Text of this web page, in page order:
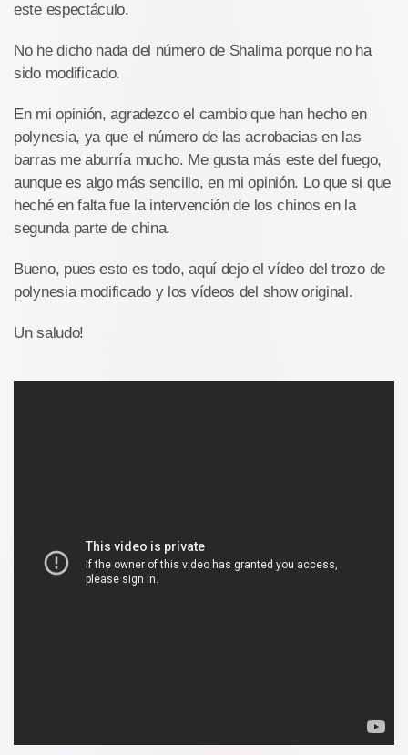
este espectáculo.
No he dicho nada del número de Shalima porque no ha
sido modificado.
En mi opinión, agradezco el cambio que han hecho en
polynesia, ya que el número de las acrobacias en las
barras me aburría mucho. Me gusta más este del fuego,
aunque es algo más sencillo, en mi opinión. Lo que si que
heché en falta fue la intervención de los chinos en la
segunda parte de china.
Bueno, pues esto es todo, aquí dejo el vídeo del trozo de
polynesia modificado y los vídeos del show original.
Un saludo!